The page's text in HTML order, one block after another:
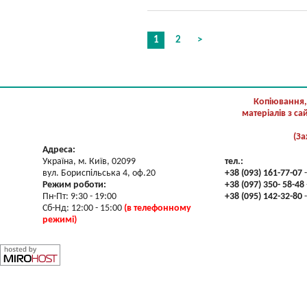
1 2 >
матеріалів з
Адреса:
Україна, м. Київ, 02099
вул. Бориспільська 4, оф.20
Режим роботи:
Пн-Пт: 9:30 - 19:00
Сб-Нд: 12:00 - 15:00 (в телефонному
режимі)
тел.:
+38 (093) 161-77-07
+38 (097) 350- 58-48
+38 (095) 142-32-80